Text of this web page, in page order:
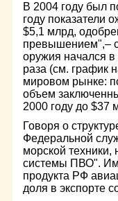
В 2004 году был
году показатели
$5,1 млрд,
превышением",–
оружия начался
раза (см. график
мировом рынке:
объем
2000 году до $37
Говоря о
Федеральной
морской
системы ПВО".
продукта РФ
доля в экспорте